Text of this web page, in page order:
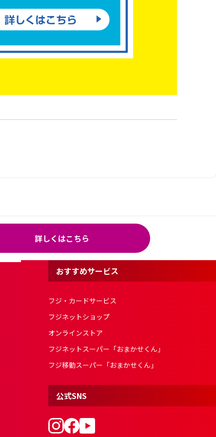
詳しくはこちら
おすすめサービス
フジ・カードサービス
フジネットショップ
オンラインストア
フジネットスーパー「おまかせくん」
フジ移動スーパー「おまかせくん」
公式SNS